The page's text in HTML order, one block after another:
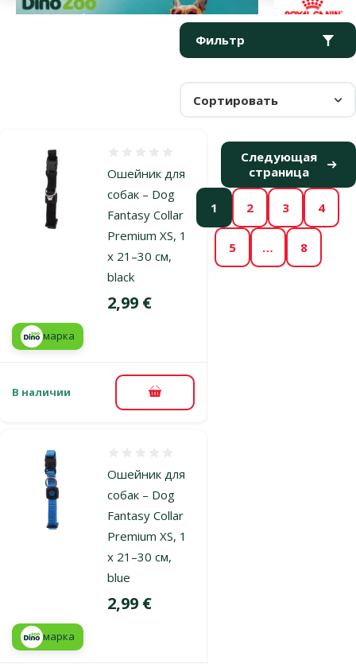
Фильтр
Сортировать
Продукты в категории Ошейники для собак
Ошейник для
собак – Dog
Fantasy Collar
Premium XS, 1
x 21–30 см,
black
Цена
2,99 €
марка
В наличии В корзину
Ошейник для
собак – Dog
Fantasy Collar
Premium XS, 1
x 21–30 см,
blue
Цена
2,99 €
марка
1 2 3 4
5 … 8
Следующая
страница